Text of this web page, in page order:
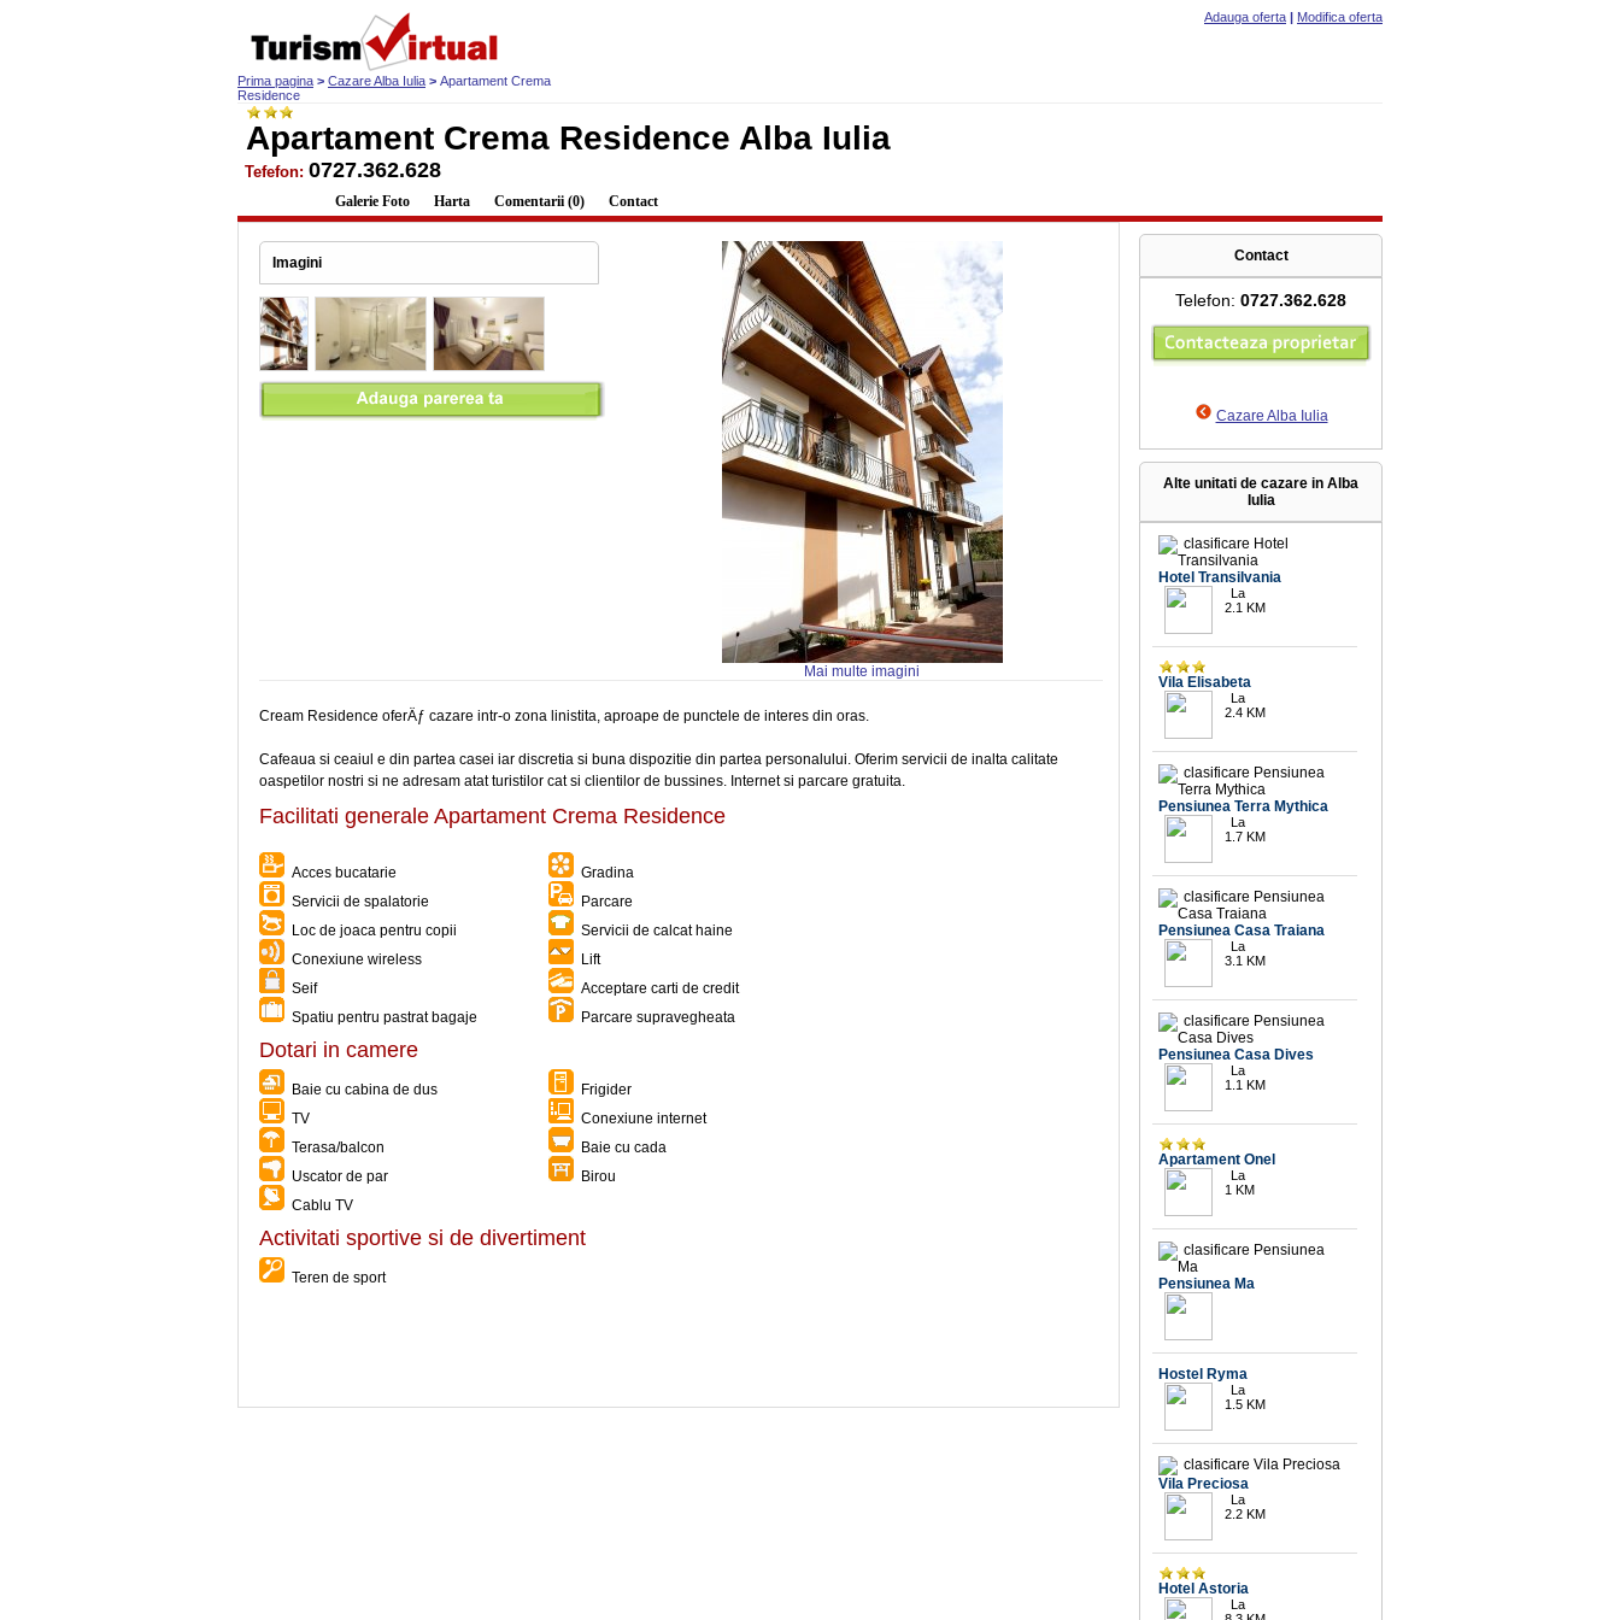
Prima pagina > Cazare Alba Iulia > Apartament Crema
Residence
Adauga oferta | Modifica oferta
Apartament Crema Residence Alba Iulia
Tefefon: 0727.362.628
Galerie Foto Harta Comentarii (0) Contact
Imagini
Mai multe imagini
Cream Residence oferÄƒ cazare intr-o zona linistita, aproape de punctele de interes din oras.
Cafeaua si ceaiul e din partea casei iar discretia si buna dispozitie din partea personalului. Oferim servicii de inalta calitate
oaspetilor nostri si ne adresam atat turistilor cat si clientilor de bussines. Internet si parcare gratuita.
Facilitati generale Apartament Crema Residence
Acces bucatarie
Gradina
Servicii de spalatorie
Parcare
Loc de joaca pentru copii
Servicii de calcat haine
Conexiune wireless
Lift
Seif
Acceptare carti de credit
Spatiu pentru pastrat bagaje
Parcare supravegheata
Dotari in camere
Baie cu cabina de dus
Frigider
TV
Conexiune internet
Terasa/balcon
Baie cu cada
Uscator de par
Birou
Cablu TV
Activitati sportive si de divertiment
Teren de sport
Contact
Telefon: 0727.362.628
Cazare Alba Iulia
Alte unitati de cazare in Alba
Iulia
Hotel Transilvania
La
2.1 KM
Vila Elisabeta
La
2.4 KM
Pensiunea Terra Mythica
La
1.7 KM
Pensiunea Casa Traiana
La
3.1 KM
Pensiunea Casa Dives
La
1.1 KM
Apartament Onel
La
1 KM
Pensiunea Ma
Hostel Ryma
La
1.5 KM
Vila Preciosa
La
2.2 KM
Hotel Astoria
La